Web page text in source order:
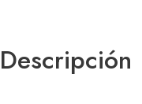
Descripción